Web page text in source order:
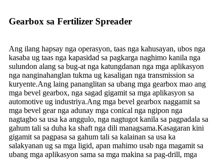
Gearbox sa Fertilizer Spreader
Ang ilang hapsay nga operasyon, taas nga kahusayan, ubos nga
kasaba ug taas nga kapasidad sa pagkarga naghimo kanila nga
sulundon alang sa bug-at nga katungdanan nga mga aplikasyon
nga nanginahanglan tukma ug kasaligan nga transmission sa
kuryente.Ang laing pananglitan sa ubang mga gearbox mao ang
mga bevel gearbox, nga sagad gigamit sa mga aplikasyon sa
automotive ug industriya.Ang mga bevel gearbox naggamit sa
mga bevel gear nga adunay mga conical nga ngipon nga
nagtagbo sa usa ka anggulo, nga nagtugot kanila sa pagpadala sa
gahum tali sa duha ka shaft nga dili managsama.Kasagaran kini
gigamit sa pagpasa sa gahum tali sa kalainan sa usa ka
salakyanan ug sa mga ligid, apan mahimo usab nga magamit sa
ubang mga aplikasyon sama sa mga makina sa pag-drill, mga